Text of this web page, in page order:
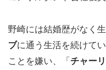
野崎には結婚歴がなく
ブに通う生活を続けて
ことを嫌い、「 チャー